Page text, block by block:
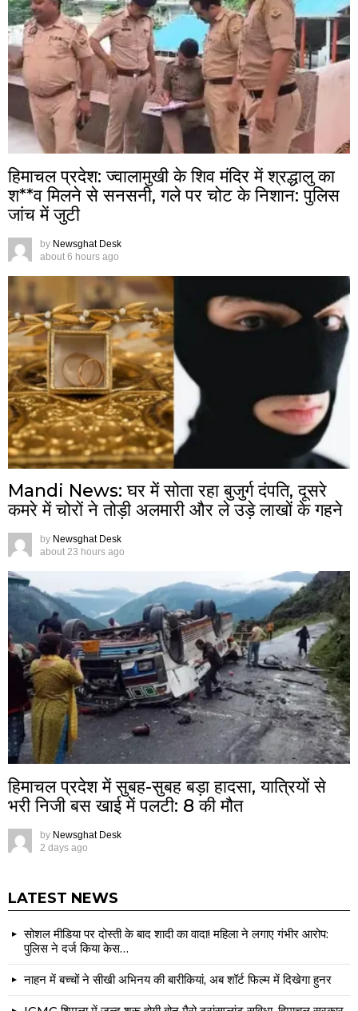
हिमाचल प्रदेश: ज्वालामुखी के शिव मंदिर में श्रद्धालु का
श**व मिलने से सनसनी, गले पर चोट के निशान: पुलिस
जांच में जुटी
by Newsghat Desk
about 6 hours ago
Mandi News: घर में सोता रहा बुजुर्ग दंपति, दूसरे
कमरे में चोरों ने तोड़ी अलमारी और ले उड़े लाखों के गहने
by Newsghat Desk
about 23 hours ago
हिमाचल प्रदेश में सुबह-सुबह बड़ा हादसा, यात्रियों से
भरी निजी बस खाई में पलटी: 8 की मौत
by Newsghat Desk
2 days ago
LATEST NEWS
सोशल मीडिया पर दोस्ती के बाद शादी का वादा! महिला ने लगाए गंभीर आरोप:
पुलिस ने दर्ज किया केस…
नाहन में बच्चों ने सीखी अभिनय की बारीकियां, अब शॉर्ट फिल्म में दिखेगा हुनर